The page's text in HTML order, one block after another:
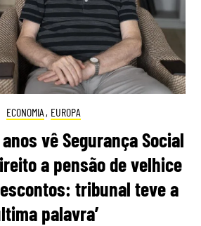
ECONOMIA , EUROPA
vê Segurança Social
a pensão de velhice
tribunal teve a
palavra’